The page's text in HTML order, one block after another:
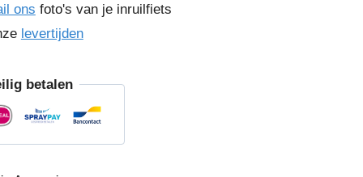
ons foto's van je inruilfiets
levertijden
betalen